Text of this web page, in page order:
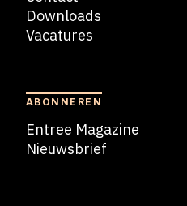
Downloads
Vacatures
ABONNEREN
Entree Magazine
Nieuwsbrief